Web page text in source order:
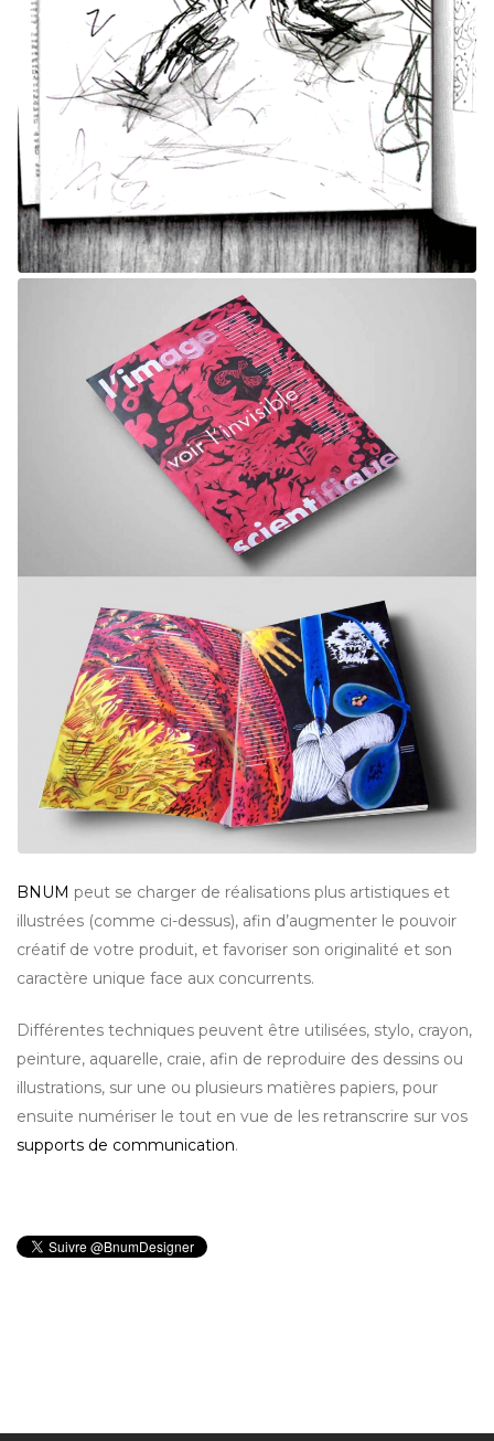
BNUM peut se charger de réalisations plus artistiques et
illustrées (comme ci-dessus), afin d’augmenter le pouvoir
créatif de votre produit, et favoriser son originalité et son
caractère unique face aux concurrents.
Différentes techniques peuvent être utilisées, stylo, crayon,
peinture, aquarelle, craie, afin de reproduire des dessins ou
illustrations, sur une ou plusieurs matières papiers, pour
ensuite numériser le tout en vue de les retranscrire sur vos
supports de communication.